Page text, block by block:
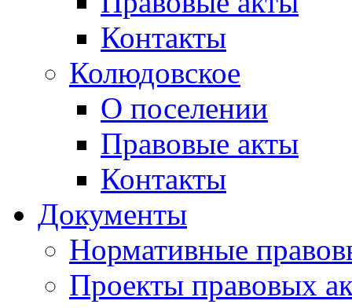
Контакты
Колюдовское
О поселении
Правовые акты
Контакты
Документы
Нормативные
Проекты правовых